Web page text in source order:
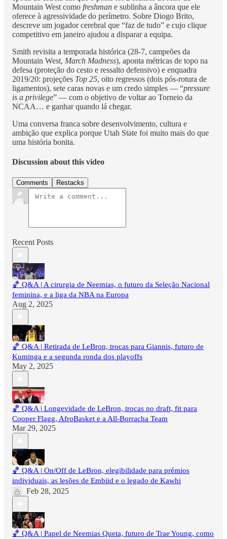
Mountain West como freshman e sublinha a âncora que ele
oferece à agressividade do perímetro. Sobre Diogo Brito,
descreve um jogador cerebral que “faz de tudo” e cujo clique
competitivo em janeiro ajudou a disparar a equipa.
Smith revisita a temporada histórica (28-7, campeões da
Mountain West, March Madness), aponta métricas de topo na
defesa (proteção do cesto e ressalto defensivo) e enquadra
2019/20: projeções Top 25, oito regressos (dois pós-rotura de
ligamentos), sete caras novas e um credo simples — “pressure
is a privilege” — com o objetivo de voltar ao Torneio da
NCAA… e ganhar quando lá chegar.
Uma conversa franca sobre desenvolvimento, cultura e
ambição que explica porque Utah State foi muito mais do que
uma história bonita.
Discussion about this video
Comments Restacks
Recent Posts
🏀 Q&A | A cirurgia de Neemias, o futuro da Seleção Nacional
feminina, e a liga da NBA na Europa
Aug 2, 2025
🏀 Q&A | Retirada de LeBron, trocas para Giannis, futuro de
Kuminga e a segunda ronda dos playoffs
May 2, 2025
🏀 Q&A | Longevidade de LeBron, trocas no draft, fit para
Cooper Flagg, AfroBasket e a All-Borracha Team
Mar 29, 2025
🏀 Q&A | On/Off de LeBron, elegibilidade para prémios
individuais, as lesões de Embiid e o legado de Kawhi
Feb 28, 2025
🏀 Q&A | Papel de Neemias Queta, futuro de Trae Young, como